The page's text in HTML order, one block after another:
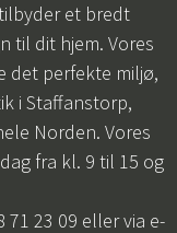
et bredt
til dit hjem. Vores
det perfekte miljø,
i Staffanstorp,
Norden. Vores
fra kl. 9 til 15 og
23 09 eller via e-